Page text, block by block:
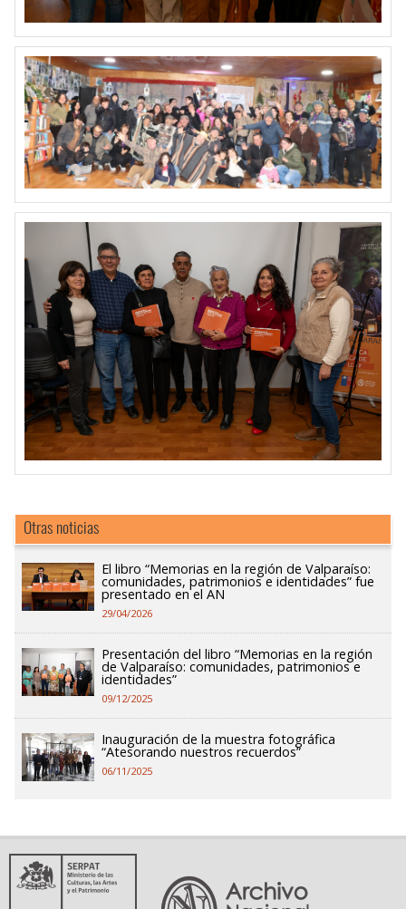
Otras noticias
El libro “Memorias en la región de Valparaíso:
comunidades, patrimonios e identidades” fue
presentado en el AN
29/04/2026
Presentación del libro “Memorias en la región
de Valparaíso: comunidades, patrimonios e
identidades”
09/12/2025
Inauguración de la muestra fotográfica
“Atesorando nuestros recuerdos”
06/11/2025